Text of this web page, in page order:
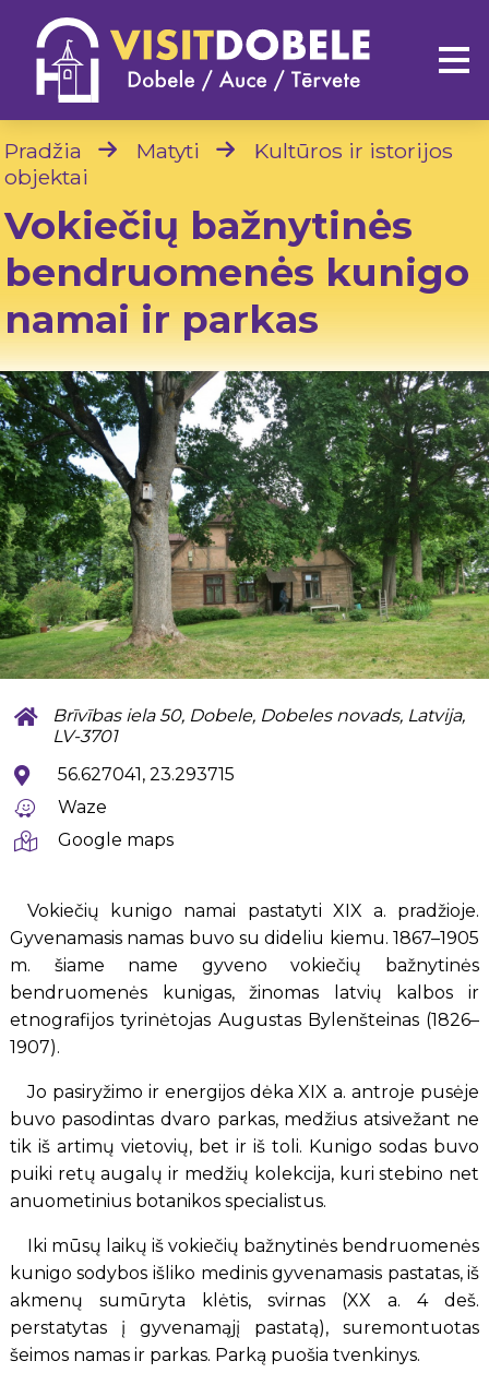
Pradžia Matyti
Kultūros ir istorijos
objektai
Vokiečių bažnytinės
bendruomenės kunigo
namai ir parkas
Brīvības iela 50, Dobele, Dobeles novads, Latvija,
LV-3701
56.627041, 23.293715
Waze
Google maps
Vokiečių kunigo namai pastatyti XIX a. pradžioje.
Gyvenamasis namas buvo su dideliu kiemu. 1867–1905
m. šiame name gyveno vokiečių bažnytinės
bendruomenės kunigas, žinomas latvių kalbos ir
etnografijos tyrinėtojas Augustas Bylenšteinas (1826–
1907).
Jo pasiryžimo ir energijos dėka XIX a. antroje pusėje
buvo pasodintas dvaro parkas, medžius atsivežant ne
tik iš artimų vietovių, bet ir iš toli. Kunigo sodas buvo
puiki retų augalų ir medžių kolekcija, kuri stebino net
anuometinius botanikos specialistus.
Iki mūsų laikų iš vokiečių bažnytinės bendruomenės
kunigo sodybos išliko medinis gyvenamasis pastatas, iš
akmenų sumūryta klėtis, svirnas (XX a. 4 deš.
perstatytas į gyvenamąjį pastatą), suremontuotas
šeimos namas ir parkas. Parką puošia tvenkinys.